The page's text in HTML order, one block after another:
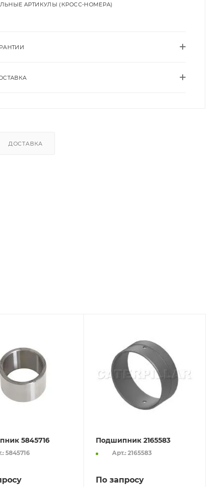
АРТИКУЛЫ (КРОСС-НОМЕРА)
ДОСТАВКА
5845716
5845716
Подшипник 2165583
Арт.: 2165583
По запросу